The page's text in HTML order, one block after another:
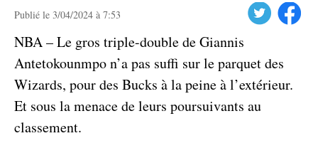
Publié le 3/04/2024 à 7:53 Facebook
NBA – Le gros triple-double de Giannis
Antetokounmpo n’a pas suffi sur le parquet des
Wizards, pour des Bucks à la peine à l’extérieur.
Et sous la menace de leurs poursuivants au
classement.